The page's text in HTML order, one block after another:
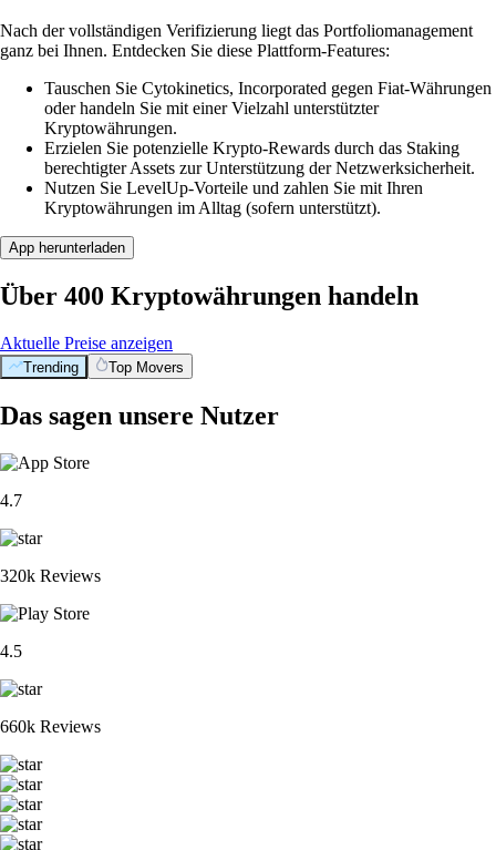
Nach der vollständigen Verifizierung liegt das Portfoliomanagement
ganz bei Ihnen. Entdecken Sie diese Plattform-Features:
Tauschen Sie Cytokinetics, Incorporated gegen Fiat-Währungen
oder handeln Sie mit einer Vielzahl unterstützter
Kryptowährungen.
Erzielen Sie potenzielle Krypto-Rewards durch das Staking
berechtigter Assets zur Unterstützung der Netzwerksicherheit.
Nutzen Sie LevelUp-Vorteile und zahlen Sie mit Ihren
Kryptowährungen im Alltag (sofern unterstützt).
App herunterladen
Über 400 Kryptowährungen handeln
Aktuelle Preise anzeigen
Trending Top Movers
Das sagen unsere Nutzer
4.7
320k Reviews
4.5
660k Reviews